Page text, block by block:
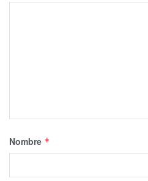
Nombre *